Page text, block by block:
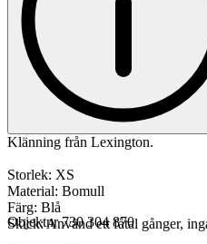
Klänning från Lexington.
Storlek: XS
Material: Bomull
Färg: Blå
Skick: Använd ett fåtal gånger,
Objektnr 730 304 870